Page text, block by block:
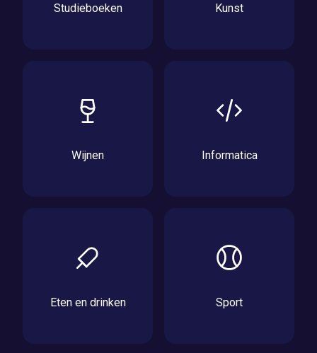
Studieboeken Kunst
Wijnen Informatica
Eten en drinken Sport